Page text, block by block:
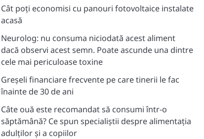
Cât poți economisi cu panouri fotovoltaice instalate
acasă
Neurolog: nu consuma niciodată acest aliment
dacă observi acest semn. Poate ascunde una dintre
cele mai periculoase toxine
Greșeli financiare frecvente pe care tinerii le fac
înainte de 30 de ani
Câte ouă este recomandat să consumi într-o
săptămână? Ce spun specialiștii despre alimentația
adulților și a copiilor